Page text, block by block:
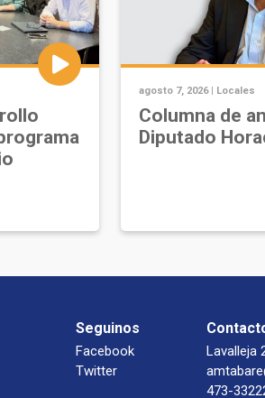
agosto 7, 2026 | Locales
Columna de
Diputado
Seguinos
Facebook
Twitter
Lavalleja
473-